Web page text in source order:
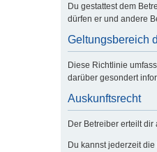
Du gestattest dem
dürfen er und andere
Geltungsbereich
Diese Richtlinie
darüber gesondert
Auskunftsrecht
Der Betreiber erteilt dir
Du kannst jederzeit